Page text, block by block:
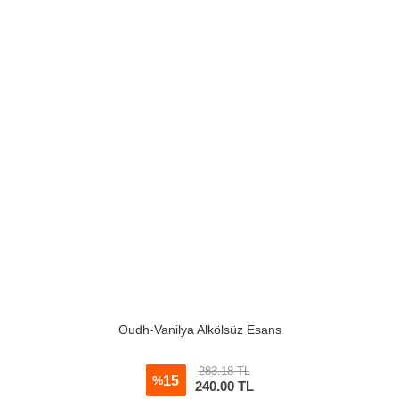
Oudh-Vanilya Alkölsüz Esans
%15
283.18 TL
240.00TL